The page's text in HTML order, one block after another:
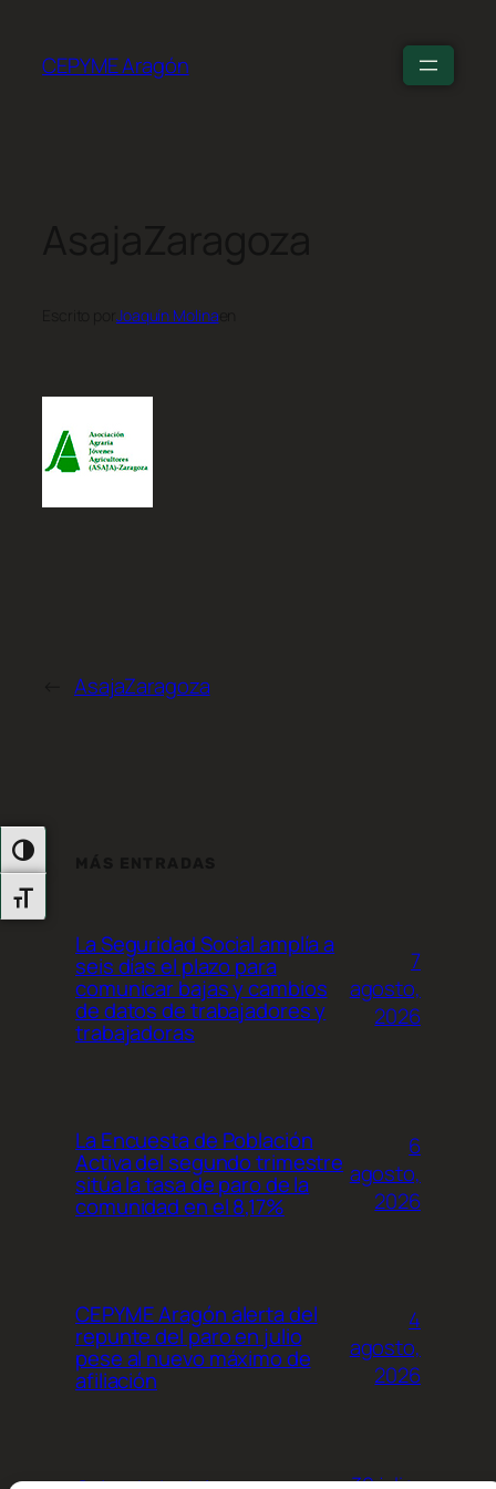
Alternar Alto Contraste
Alternar Tamaño De Letra
CEPYME Aragón
Joaquín Molina
AsajaZaragoza
La Seguridad Social amplía a
seis días el plazo para
comunicar bajas y cambios
de datos de trabajadores y
trabajadoras
7
agosto,
2026
La Encuesta de Población
Activa del segundo trimestre
sitúa la tasa de paro de la
comunidad en el 8,17%
6
agosto,
2026
CEPYME Aragón alerta del
repunte del paro en julio
pese al nuevo máximo de
afiliación
4
agosto,
2026